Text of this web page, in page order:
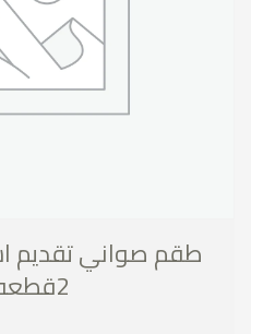
2قطعه